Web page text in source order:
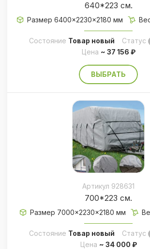
640*223 см.
Размер 6400×2230×2180 мм
Состояние Товар новый Статус
Цена ~ 37 156 ₽
ВЫБРАТЬ
Артикул 928631
700*223 см.
Размер 7000×2230×2180 мм
Состояние Товар новый Статус
Цена ~ 34 000 ₽